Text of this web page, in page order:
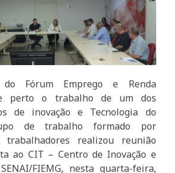
Fórum Emprego e Renda
perto o trabalho de um dos
de inovação e Tecnologia do
de trabalho formado por
trabalhadores realizou reunião
ao CIT – Centro de Inovação e
FIEMG, nesta quarta-feira,